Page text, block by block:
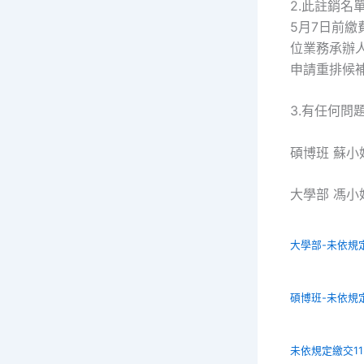
2.此註銷名
5月7日前繳
位業務承辦
申請重排候
3.有任何問
碩博班 蘇
大學部 馮
大學部-未依規
碩博班-未依規
未依規定繳交